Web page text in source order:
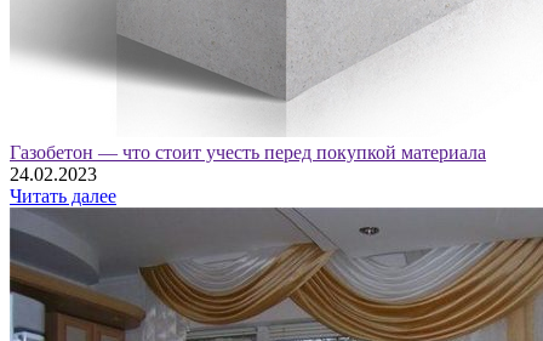
Газобетон — что стоит учесть перед покупкой материала
24.02.2023
Читать далее